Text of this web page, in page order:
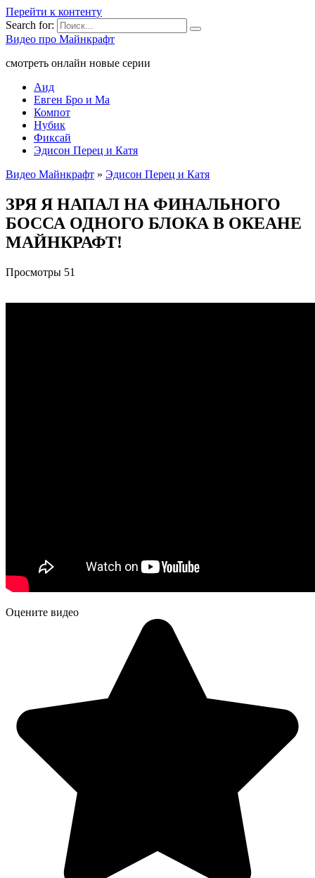
Перейти к контенту
Search for:
Видео про Майнкрафт
смотреть онлайн новые серии
Аид
Евген Бро и Ма
Компот
Нубик
Фиксай
Эдисон Перец и Катя
Видео Майнкрафт » Эдисон Перец и Катя
ЗРЯ Я НАПАЛ НА ФИНАЛЬНОГО
БОССА ОДНОГО БЛОКА В ОКЕАНЕ
МАЙНКРАФТ!
Просмотры 51
Оцените видео